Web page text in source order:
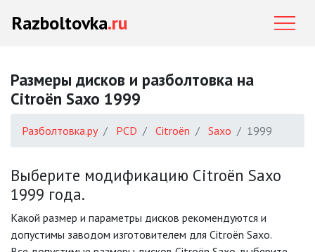
Razboltovka.ru
Размеры дисков и разболтовка на
Citroën Saxo 1999
Разболтовка.ру PCD Citroën Saxo 1999
Выберите модификацию Citroën Saxo
1999 года.
Какой размер и параметры дисков рекомендуются и
допустимы заводом изготовителем для Citroën Saxo.